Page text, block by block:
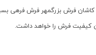
کاشان فرش بزرگمهر فرش فرهی
کیفیت فرش را خواهد داشت.